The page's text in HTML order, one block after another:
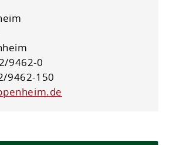
9462-0
9462-150